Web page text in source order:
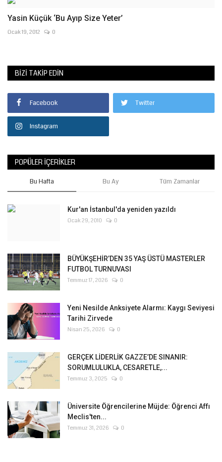
Yasin Küçük ‘Bu Ayıp Size Yeter’
Ocak 19, 2012 0
BIZI TAKIP EDIN
Facebook Twitter
Instagram
POPÜLER İÇERIKLER
Bu Hafta Bu Ay Tüm Zamanlar
Kur'an İstanbul'da yeniden yazıldı
Ocak 29, 2010 0
BÜYÜKŞEHİR’DEN 35 YAŞ ÜSTÜ MASTERLER
FUTBOL TURNUVASI
Temmuz 17, 2026 0
Yeni Nesilde Anksiyete Alarmı: Kaygı Seviyesi
Tarihi Zirvede
Nisan 25, 2026 0
GERÇEK LİDERLİK GAZZE’DE SINANIR:
SORUMLULUKLA, CESARETLE,...
Temmuz 3, 2025 0
Üniversite Öğrencilerine Müjde: Öğrenci Affı
Meclis'ten...
Temmuz 31, 2026 0